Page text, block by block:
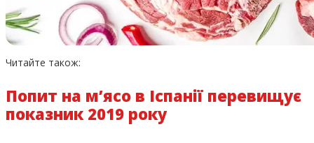
Читайте також:
Попит на м’ясо в Іспанії перевищує
показник 2019 року